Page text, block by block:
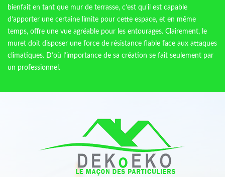
bienfait en tant que mur de terrasse, c’est qu’il est capable
d’apporter une certaine limite pour cette espace, et en même
temps, offre une vue agréable pour les entourages. Clairement, le
muret doit disposer une force de résistance fiable face aux attaques
climatiques. D’où l’importance de sa création se fait seulement par
un professionnel.